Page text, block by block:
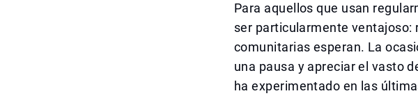
Para aquellos que usan
ser particularmente ventajoso:
comunitarias esperan. La
una pausa y apreciar el vasto
ha experimentado en las